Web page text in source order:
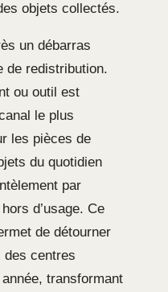
objets collectés.
un débarras
de redistribution.
ou outil est
le plus
les pièces de
du quotidien
par
d’usage. Ce
de détourner
des centres
transformant